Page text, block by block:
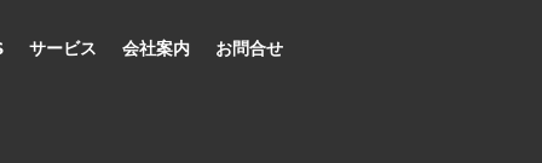
サービス 会社案内 お問合せ